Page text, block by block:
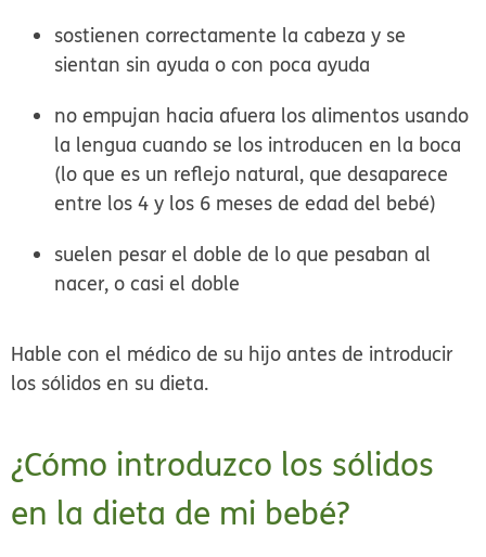
sostienen correctamente la cabeza y se
sientan sin ayuda o con poca ayuda
no empujan hacia afuera los alimentos usando
la lengua cuando se los introducen en la boca
(lo que es un reflejo natural, que desaparece
entre los 4 y los 6 meses de edad del bebé)
suelen pesar el doble de lo que pesaban al
nacer, o casi el doble
Hable con el médico de su hijo antes de introducir
los sólidos en su dieta.
¿Cómo introduzco los sólidos
en la dieta de mi bebé?